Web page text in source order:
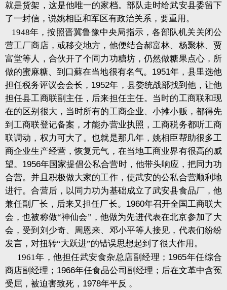
就是货架，这是他唯一的家档。部队走时给武安县委留下
了一封信，说姚相臣和军区有政治关系，要重用。
1948年，按照晋冀鲁豫中央局指示，各部队机关关闭公
营工厂商店，或移交地方，他便结合郝富林、杨聚林、贾
富堂等人，合伙开了个同力功糖坊，仍然做糖果点心，所
做的蜜麻糖、到口蘇在当地很有名气。 1951年，县里选他
担任税务评议会会长， 1952年，县委统战部找到他，让他
担任县工商联副主任，后来担任主任。当时的工商联和现
在的区别很大，当时所有的工商企业、小摊小贩，都得先
到工商联登记备案，才能办营业执照，工商税务都听工商
联调动，权力可大了。也就是那几年，姚相臣帮助很多工
商企业生产经营，恢复元气，在当地工商业界有很高的威
望。 1956年国家提倡公私合营时，他带头响应，把同力功
合营。并且积极做大家的工作，使武安的公私合营顺利地
进行。合营后，以同力功为基础成立了武安县食品厂，他
兼任副厂长，后来又担任厂长。 1960年召开全国工商联大
会，也被称做“神仙会”，他做为先进代表在北京参加了大
会，受到刘少奇、周恩来、邓小平等人接见，代表们纷纷
发言，对扭转“大跃进”的错误思想起到了很大作用。
1961年，他担任武安食杂总店副经理； 1965年任综合
商店副经理； 1966年任食品公司副经理；后在文革中含冤
受屈，被迫害致死， 1978年平反 。